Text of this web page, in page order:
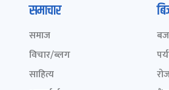
समाचार
समाज
विचार/ब्लग
साहित्य